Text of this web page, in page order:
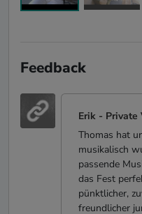
Feedback
Erik - Private
Thomas hat
musikalisch
passende
das Fest
pünktlicher,
freundlicher